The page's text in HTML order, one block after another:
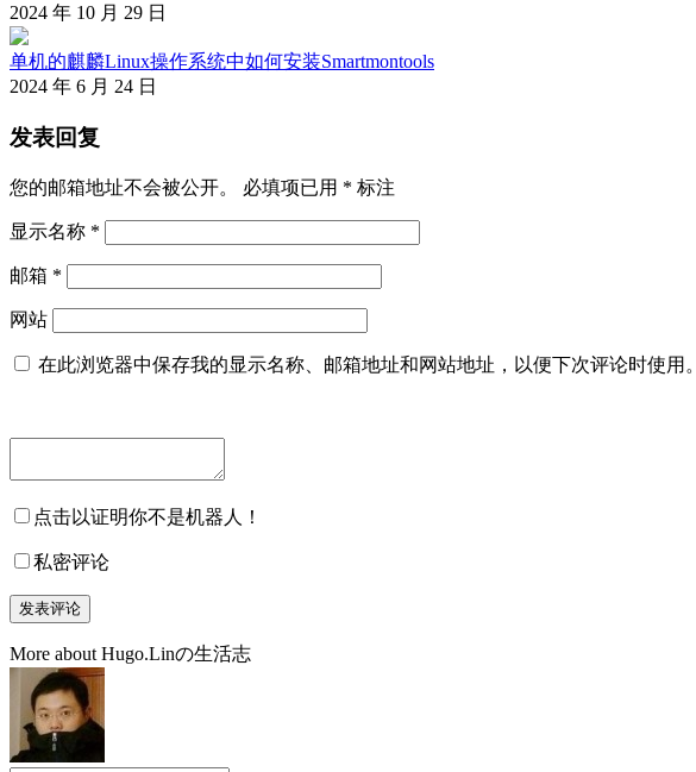
2024 年 10 月 29 日
单机的麒麟Linux操作系统中如何安装Smartmontools
2024 年 6 月 24 日
发表回复
您的邮箱地址不会被公开。 必填项已用 * 标注
显示名称 *
邮箱 *
网站
在此浏览器中保存我的显示名称、邮箱地址和网站地址，以便下次评论时使用。
点击以证明你不是机器人！
私密评论
More about Hugo.Linの生活志